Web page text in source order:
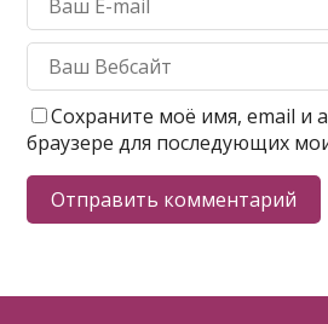
Сохраните моё имя, email и
браузере для последующих